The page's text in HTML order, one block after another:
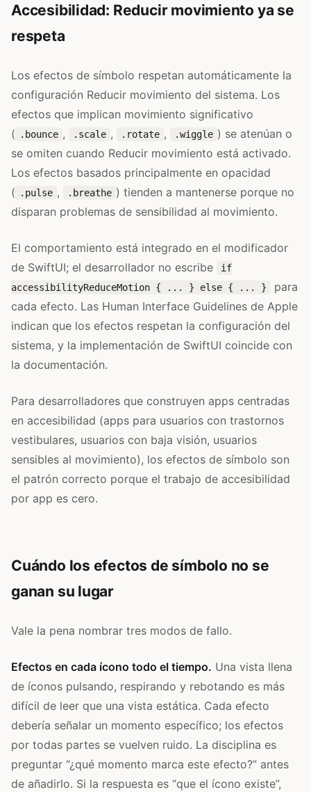
Accesibilidad: Reducir movimiento ya se
respeta
Los efectos de símbolo respetan automáticamente la
configuración Reducir movimiento del sistema. Los
efectos que implican movimiento significativo
(
.bounce , .scale , .rotate , .wiggle ) se atenúan o
se omiten cuando Reducir movimiento está activado.
Los efectos basados principalmente en opacidad
(
.pulse , .breathe ) tienden a mantenerse porque no
disparan problemas de sensibilidad al movimiento.
El comportamiento está integrado en el modificador
de SwiftUI; el desarrollador no escribe
if
accessibilityReduceMotion { ... } else { ... }
para
cada efecto. Las Human Interface Guidelines de Apple
indican que los efectos respetan la configuración del
sistema, y la implementación de SwiftUI coincide con
la documentación.
Para desarrolladores que construyen apps centradas
en accesibilidad (apps para usuarios con trastornos
vestibulares, usuarios con baja visión, usuarios
sensibles al movimiento), los efectos de símbolo son
el patrón correcto porque el trabajo de accesibilidad
por app es cero.
Cuándo los efectos de símbolo no se
ganan su lugar
Vale la pena nombrar tres modos de fallo.
Efectos en cada ícono todo el tiempo. Una vista llena
de íconos pulsando, respirando y rebotando es más
difícil de leer que una vista estática. Cada efecto
debería señalar un momento específico; los efectos
por todas partes se vuelven ruido. La disciplina es
preguntar “¿qué momento marca este efecto?” antes
de añadirlo. Si la respuesta es “que el ícono existe”,